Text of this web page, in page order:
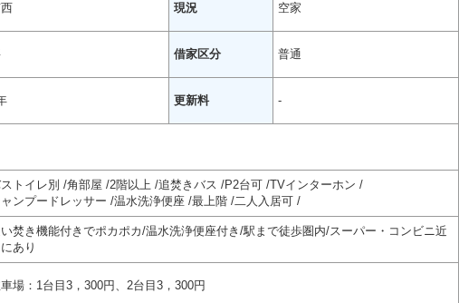
現況 空家
借家区分 普通
更新料 -
トイレ別 角部屋 2階以上 追焚きバス P2台可 TVインターホン
ンプードレッサー 温水洗浄便座 最上階 二人入居可
焚き機能付きでポカポカ/温水洗浄便座付き/駅まで徒歩圏内/スーパー・コンビニ近
にあり
場：1台目3，300円、2台目3，300円